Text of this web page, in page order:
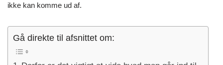
ikke kan komme ud af.
Gå direkte til afsnittet om: